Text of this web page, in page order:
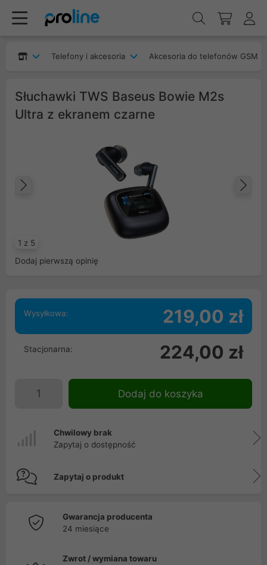
Telefony i akcesoria Akcesoria do telefonów GSM
Słuchawki TWS Baseus Bowie M2s
Ultra z ekranem czarne
1 z 5
Poprzedni
Dodaj pierwszą opinię
Wysyłkowa: 219,00 zł
Stacjonarna: 224,00 zł
Dodaj do koszyka
Chwilowy brak
Zapytaj o dostępność
Zapytaj o produkt
Gwarancja producenta
24 miesiące
Zwrot / wymiana towaru